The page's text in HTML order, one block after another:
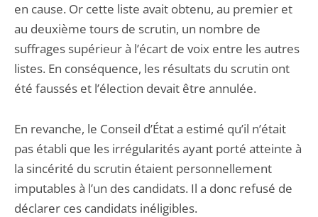
en cause. Or cette liste avait obtenu, au premier et
au deuxième tours de scrutin, un nombre de
suffrages supérieur à l’écart de voix entre les autres
listes. En conséquence, les résultats du scrutin ont
été faussés et l’élection devait être annulée.
En revanche, le Conseil d’État a estimé qu’il n’était
pas établi que les irrégularités ayant porté atteinte à
la sincérité du scrutin étaient personnellement
imputables à l’un des candidats. Il a donc refusé de
déclarer ces candidats inéligibles.